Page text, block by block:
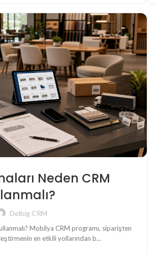
Neden CRM
Delbig CRM
Mobilya CRM programı, siparişten
en etkili yollarından b...